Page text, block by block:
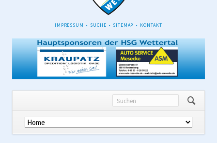
NAVIGATION
IMPRESSUM SUCHE SITEMAP KONTAKT
Navigation
überspringen